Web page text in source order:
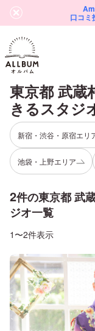
口コミ
東京都 武蔵
きるスタジ
新宿・渋谷・原宿エリ
池袋・上野エリア
2件の東京都 武
ジオ一覧
1〜2件表示